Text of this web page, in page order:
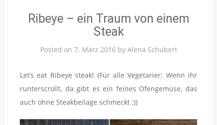
Ribeye – ein Traum von einem
Steak
Posted on 7. März 2016by Alena Schubert
Let’s eat Ribeye steak! (Für alle Vegetarier: Wenn ihr
runterscrollt, da gibt es ein feines Ofengemüse, das
auch ohne Steakbeilage schmeckt ;))